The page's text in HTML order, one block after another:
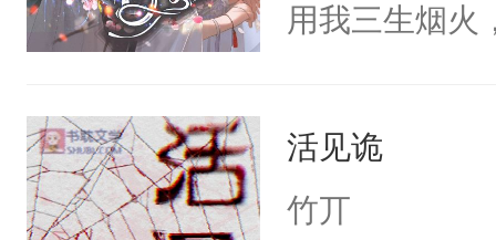
用我三生烟火
的恋爱脑。丹
爱。”仙帝沉
活见诡
竹丌